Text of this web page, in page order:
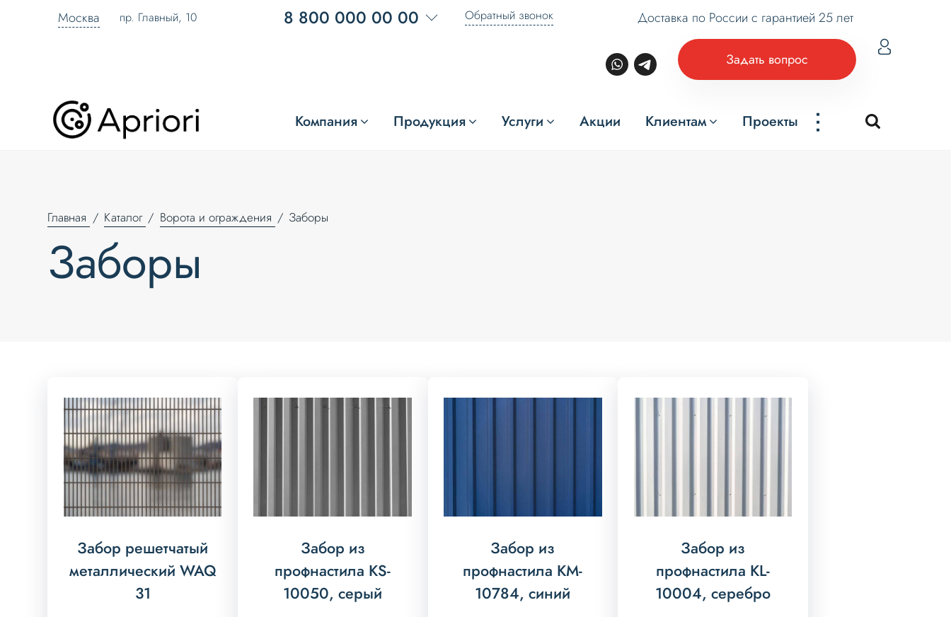
Москва пр. Главный, 10 8 800 000 00 00 Обратный звонок Доставка по России с гарантией 25 лет
Задать вопрос
Компания Продукция Услуги Акции Клиентам Проекты ...
Главная Каталог Ворота и ограждения Заборы
Заборы
Забор решетчатый
металлический WAQ
31
Забор из
профнастила KS-
10050, серый
Забор из
профнастила KM-
10784, синий
Забор из
профнастила KL-
10004, серебро